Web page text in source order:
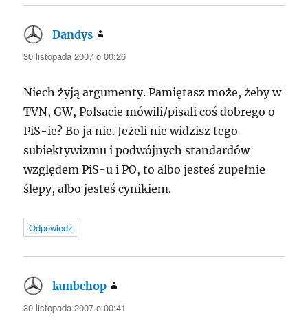
Dandys
30 listopada 2007 o 00:26
Niech żyją argumenty. Pamiętasz może, żeby w
TVN, GW, Polsacie mówili/pisali coś dobrego o
PiS-ie? Bo ja nie. Jeżeli nie widzisz tego
subiektywizmu i podwójnych standardów
względem PiS-u i PO, to albo jesteś zupełnie
ślepy, albo jesteś cynikiem.
Odpowiedz
lambchop
30 listopada 2007 o 00:41